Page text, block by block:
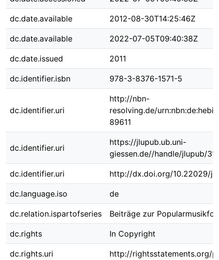
dc.date.available 2012-08-30T14:25:46Z
dc.date.available 2022-07-05T09:40:38Z
dc.date.issued 2011
dc.identifier.isbn 978-3-8376-1571-5
dc.identifier.uri
http://nbn-
resolving.de/
89611
dc.identifier.uri
https://jlupub.ub.uni-
giessen.de//handle/jlupub/
dc.identifier.uri http://dx.doi.org/10.22029/
dc.language.iso de
dc.relation.ispartofseries Beiträge zur
dc.rights In Copyright
dc.rights.uri http://rightsstatements.org/